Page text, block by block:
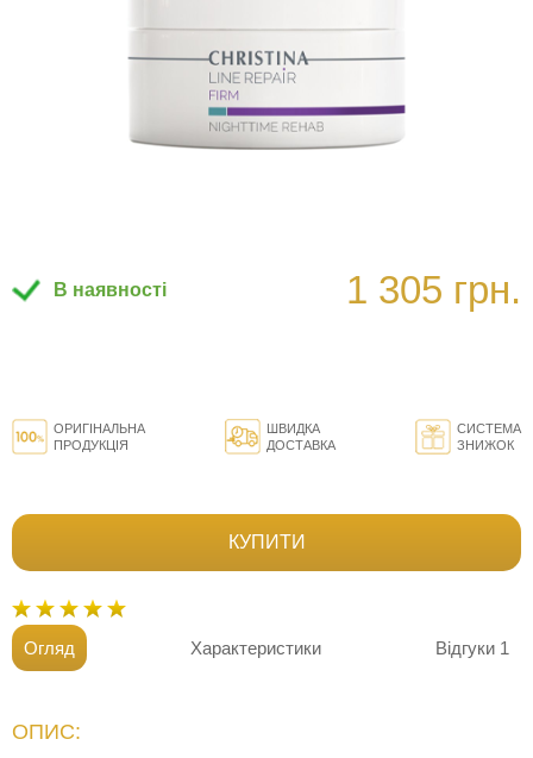
В наявності 1 305 грн.
ОРИГІНАЛЬНА
ПРОДУКЦІЯ
ШВИДКА
ДОСТАВКА
СИСТЕМА
ЗНИЖОК
КУПИТИ
Огляд Характеристики Відгуки 1
ОПИС: